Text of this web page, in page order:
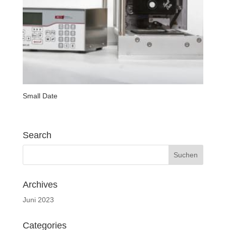
Small Date
Search
Archives
Juni 2023
Categories